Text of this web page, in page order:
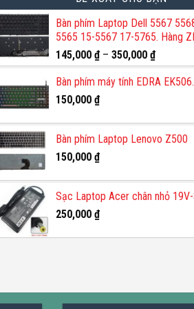
Bàn phím Laptop Dell 5567
5565 15-5567 17-5765. Hàng
145,000 ₫– 350,000 ₫
Bàn phím máy tính EDRA
150,000 ₫
Bàn phím Laptop Lenovo Z500
150,000 ₫
Sạc Laptop Acer chân nhỏ
250,000 ₫